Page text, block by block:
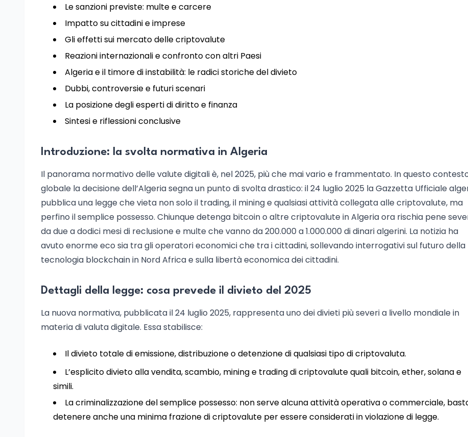
Le sanzioni previste: multe e carcere
Impatto su cittadini e imprese
Gli effetti sui mercato delle criptovalute
Reazioni internazionali e confronto con altri Paesi
Algeria e il timore di instabilità: le radici storiche del divieto
Dubbi, controversie e futuri scenari
La posizione degli esperti di diritto e finanza
Sintesi e riflessioni conclusive
Introduzione: la svolta normativa in Algeria
Il panorama normativo delle valute digitali è, nel 2025, più che mai vario e frammentato. In questo
globale la decisione dell’Algeria segna un punto di svolta drastico: il 24 luglio 2025 la Gazzetta Ufficiale
pubblica una legge che vieta non solo il trading, il mining e qualsiasi attività collegata alle criptovalute, ma
perfino il semplice possesso. Chiunque detenga bitcoin o altre criptovalute in Algeria ora rischia pene
da due a dodici mesi di reclusione e multe che vanno da 200.000 a 1.000.000 di dinari algerini. La notizia ha
avuto enorme eco sia tra gli operatori economici che tra i cittadini, sollevando interrogativi sul futuro della
tecnologia blockchain in Nord Africa e sulla libertà economica dei cittadini.
Dettagli della legge: cosa prevede il divieto del 2025
La nuova normativa, pubblicata il 24 luglio 2025, rappresenta uno dei divieti più severi a livello mondiale in
materia di valuta digitale. Essa stabilisce:
Il divieto totale di emissione, distribuzione o detenzione di qualsiasi tipo di criptovaluta.
L’esplicito divieto alla vendita, scambio, mining e trading di criptovalute quali bitcoin, ether, solana e
simili.
La criminalizzazione del semplice possesso: non serve alcuna attività operativa o commerciale,
detenere anche una minima frazione di criptovalute per essere considerati in violazione di legge.